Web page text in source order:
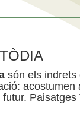
són els indrets